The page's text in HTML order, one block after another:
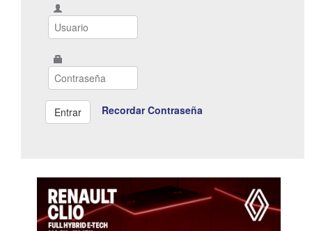
Recordar Contraseña